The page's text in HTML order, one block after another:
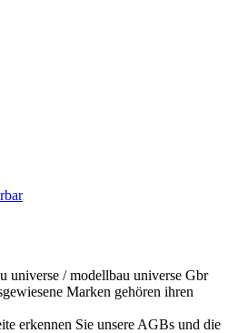
universe / modellbau universe Gbr
Marken gehören ihren
erkennen Sie unsere AGBs und die